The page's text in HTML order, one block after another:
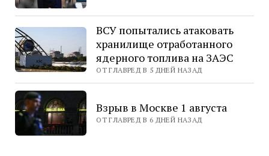
ВСУ попытались атаковать
хранилище отработанного
ядерного топлива на ЗАЭС
ОТ ГЛАВРЕД В 5 ДНЕЙ НАЗАД
Взрыв в Москве 1 августа
ОТ ГЛАВРЕД В 6 ДНЕЙ НАЗАД